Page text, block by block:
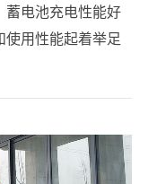
蓄电池充电性能好
使用性能起着举足